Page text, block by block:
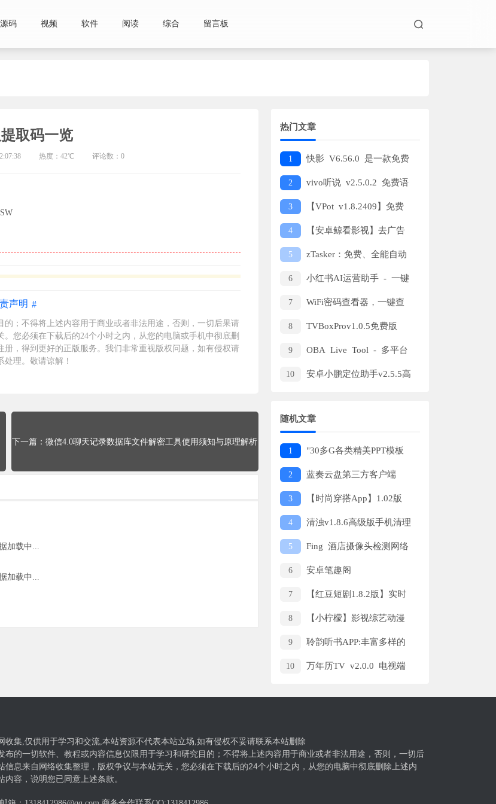
源码 视频 软件 阅读 综合 留言板
取码一览
热度：42℃ 评论数：0
声明
；不得将上述内容用于商业或者非法用途，否则，一切后果请
您必须在下载后的24个小时之内，从您的电脑或手机中彻底删
，得到更好的正版服务。我们非常重视版权问题，如有侵权请
处理。敬请谅解！
微信4.0聊天记录数据库文件解密工具使用须知与原理解析
加载中...
加载中...
热门文章
1
快影 V6.56.0 是一款免费
无广告的专业拍摄、剪辑和制作
台用户喜爱。
2
vivo听说 v2.5.0.2 免费语
音转文字工具介绍
3
【VPot v1.8.2409】免费
文字转语音神器，多语种、多角
4
【安卓鲸看影视】去广告
版，高清蓝光4K影视资源，流畅
5
zTasker：免费、全能自动
化任务工具，支持多种定时和条
探索高效生产力解决方案
6
小红书AI运营助手 - 一键
生成并发布内容
7
WiFi密码查看器，一键查
8 TVBoxProv1.0.5免费版
9
OBA Live Tool - 多平台
直播辅助工具，支持抖音小店、
10
安卓小鹏定位助手v2.5.5高
随机文章
1
"30多G各类精美PPT模板
下载"
2
蓝奏云盘第三方客户端
v3.4.1
3
【时尚穿搭App】1.02版
本，小米系统测试，提供多种风
4
清浊v1.8.6高级版手机清理
APP
5
Fing 酒店摄像头检测网络
安全工具
6
安卓笔趣阁
v191.6.tg06.208绿化版
7
【红豆短剧1.8.2版】实时
追新剧，无广告体验，界面简
8
【小柠檬】影视综艺动漫
全覆盖，1.3.2版本无广告
9
聆韵听书APP:丰富多样的
有声内容，让你随时随地尽情享
10
万年历TV v2.0.0 电视端
收集,仅供用于学习和交流,本站资源不代表本站立场,如有侵权不妥请联系本站删除
布的一切软件、教程或内容信息仅限用于学习和研究目的；不得将上述内容用于商业或者非法用途，否则，一切后
信息来自网络收集整理，版权争议与本站无关，您必须在下载后的24个小时之内，从您的电脑中彻底删除上述内
内容，说明您已同意上述条款。